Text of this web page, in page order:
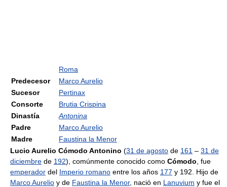
Roma
Predecesor
Marco Aurelio
Sucesor
Pertinax
Consorte
Brutia Crispina
Dinastía
Antonina
Padre
Marco Aurelio
Madre
Faustina la Menor
Lucio Aurelio Cómodo Antonino (31 de agosto de 161 – 31 de
diciembre de 192), comúnmente conocido como Cómodo , fue
emperador del Imperio romano entre los años 177 y 192. Hijo de
Marco Aurelio y de Faustina la Menor, nació en Lanuvium y fue el